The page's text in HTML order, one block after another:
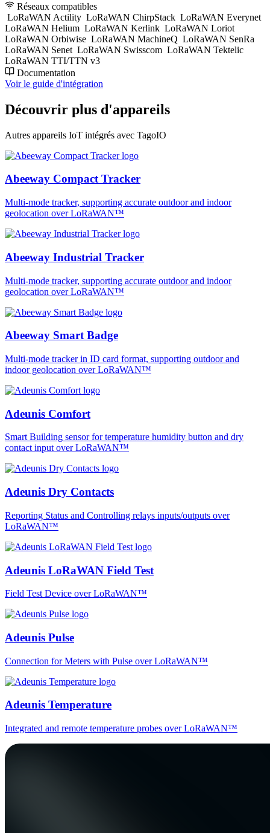
Réseaux compatibles
LoRaWAN Actility LoRaWAN ChirpStack LoRaWAN Everynet
LoRaWAN Helium LoRaWAN Kerlink LoRaWAN Loriot
LoRaWAN Orbiwise LoRaWAN MachineQ LoRaWAN SenRa
LoRaWAN Senet LoRaWAN Swisscom LoRaWAN Tektelic
LoRaWAN TTI/TTN v3
Documentation
Voir le guide d'intégration
Découvrir plus d'appareils
Autres appareils IoT intégrés avec TagoIO
Abeeway Compact Tracker
Multi-mode tracker, supporting accurate outdoor and indoor
geolocation over LoRaWAN™
Abeeway Industrial Tracker
Multi-mode tracker, supporting accurate outdoor and indoor
geolocation over LoRaWAN™
Abeeway Smart Badge
Multi-mode tracker in ID card format, supporting outdoor and
indoor geolocation over LoRaWAN™
Adeunis Comfort
Smart Building sensor for temperature humidity button and dry
contact input over LoRaWAN™
Adeunis Dry Contacts
Reporting Status and Controlling relays inputs/outputs over
LoRaWAN™
Adeunis LoRaWAN Field Test
Field Test Device over LoRaWAN™
Adeunis Pulse
Connection for Meters with Pulse over LoRaWAN™
Adeunis Temperature
Integrated and remote temperature probes over LoRaWAN™